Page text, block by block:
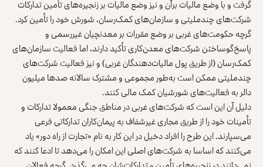
گرفت و با وضع مالیات برآن و نیز وضع مالیات بر زنجیره‌های تأمین تدارکات
شرکت‌های چندملیتی و سازمان‌های کمک‌رسان، شورش خود را تأمین کرد.
گرچه حکومت‌های غربی بر وضع مقررات بر معدنچیان غیررسمی و
پاسخ‌گوساختن شرکت‌های معدن‌کاری تأکید دارند، اما فعالیت سازمان‌های
کمک‌رسان (از طریق پول مالیات‌دهندگان غربی) و نیز فعالیت شرکت‌های
چندملیتی ممکن است به‌طور مجموعی و مشترک سالانه صدها میلیون
دالر به فعالیت‌های شورشیان کمک مالی کنند.
دلیل آن این است که شرکت‌های غربی در مناطق جنگی معمولا تدارکات و
تأمینات خود را از طریق مجاری غیرشفاف به پیمان‌کاران تدارکاتی فرعی
می‌سپارند. این طرح را افراد دخیل در این کار به نام «تجارت از راه دور» یاد
می‌کنند که اساسا به شرکت‌های اصلی این امکان را می‌دهد تا ادعا کنند که